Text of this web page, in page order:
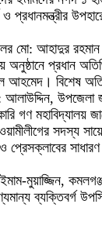
প্রধানমন্ত্রীর
মো: আহাদুর
অনুষ্ঠানে প্রধান
বিশেষ
আলাউদ্দিন, উপজেলা
গণ মহাবিদ্যালয়
সদস্য
প্রেসক্লাবের
মুয়াজ্জিন,
ব্যক্তিবর্গ